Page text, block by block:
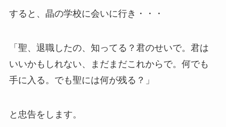
すると、晶の学校に会いに行き・・・
「聖、退職したの、知ってる？君のせいで。君は
いいかもしれない、まだまだこれからで。何でも
手に入る。でも聖には何が残る？」
と忠告をします。